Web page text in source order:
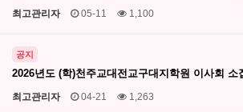
최고관리자 05-11 1,100
공지
2026년도 (학)천주교대전교구대지학원 이사회
최고관리자 04-21 1,263